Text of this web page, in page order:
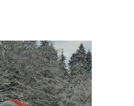
Editorial
Winter Tour și